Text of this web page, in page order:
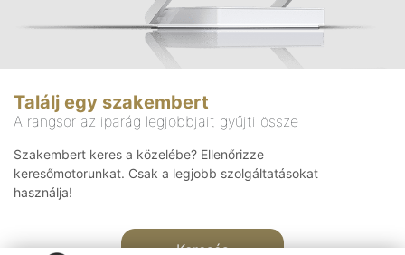
Találj egy szakembert
A rangsor az iparág legjobbjait gyűjti össze
Szakembert keres a közelébe? Ellenőrizze
keresőmotorunkat. Csak a legjobb szolgáltatásokat
használja!
Keresés